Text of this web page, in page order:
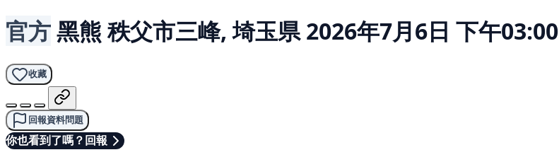
官方黑熊 秩父市三峰, 埼玉県 2026年7月6日 下午03:00
收藏
回報資料問題
你也看到了嗎？回報